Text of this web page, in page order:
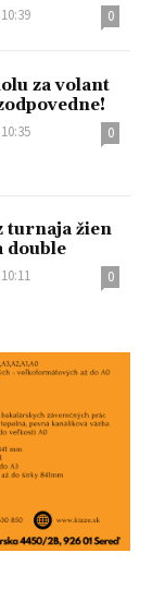
0
za volant
0
turnaja žien
double
0